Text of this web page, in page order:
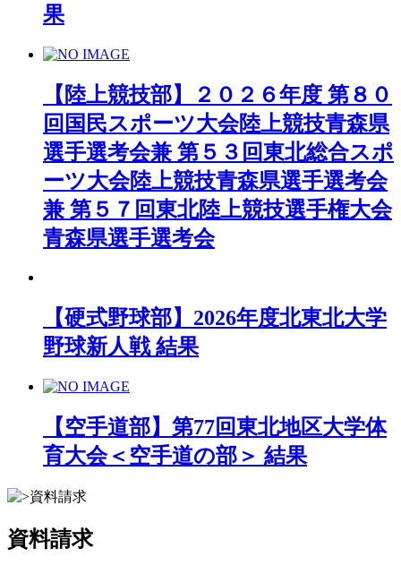
果
【陸上競技部】２０２６年度 第８０
回国民スポーツ大会陸上競技青森県
選手選考会兼 第５３回東北総合スポ
ーツ大会陸上競技青森県選手選考会
兼 第５７回東北陸上競技選手権大会
青森県選手選考会
【硬式野球部】2026年度北東北大学
野球新人戦 結果
【空手道部】第77回東北地区大学体
育大会＜空手道の部＞ 結果
資料請求